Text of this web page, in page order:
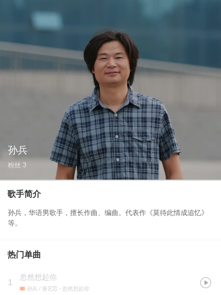
孙兵
粉丝 3
歌手简介
孙兵，华语男歌手，擅长作曲、编曲。代表作《莫待此情成追忆》
等。
热门单曲
1
忽然想起你
孙兵 / 唐艺芯 - 忽然想起你